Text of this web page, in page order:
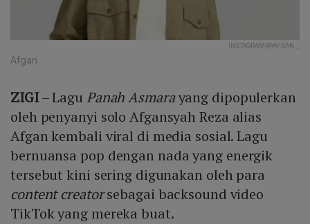
INSTAGRAM/@AFGAN__
Afgan
ZIGI– Lagu Panah Asmarayang dipopulerkan
oleh penyanyi solo Afgansyah Reza alias
Afgan kembali viral di media sosial. Lagu
bernuansa pop dengan nada yang energik
tersebut kini sering digunakan oleh para
content creatorsebagai backsound video
TikTok yang mereka buat.